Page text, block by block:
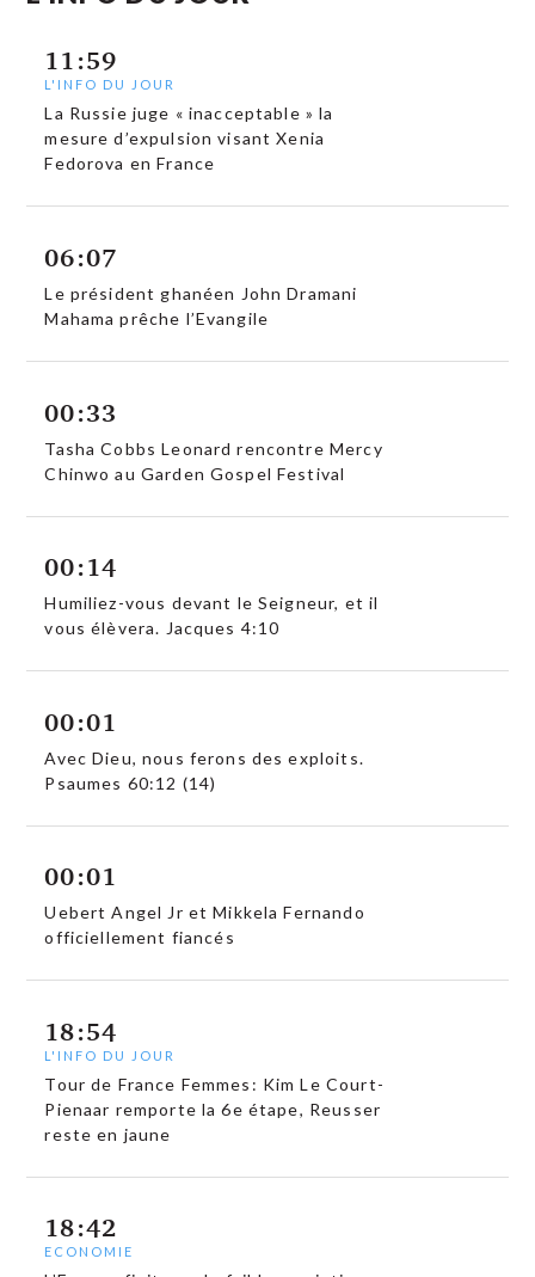
11:59
L'INFO DU JOUR
La Russie juge « inacceptable » la
mesure d’expulsion visant Xenia
Fedorova en France
06:07
Le président ghanéen John Dramani
Mahama prêche l’Evangile
00:33
Tasha Cobbs Leonard rencontre Mercy
Chinwo au Garden Gospel Festival
00:14
Humiliez-vous devant le Seigneur, et il
vous élèvera. Jacques 4:10
00:01
Avec Dieu, nous ferons des exploits.
Psaumes 60:12 (14)
00:01
Uebert Angel Jr et Mikkela Fernando
officiellement fiancés
18:54
L'INFO DU JOUR
Tour de France Femmes: Kim Le Court-
Pienaar remporte la 6e étape, Reusser
reste en jaune
18:42
ECONOMIE